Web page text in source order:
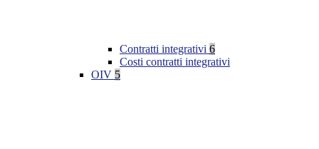
Contratti integrativi 6
Costi contratti integrativi
OIV 5